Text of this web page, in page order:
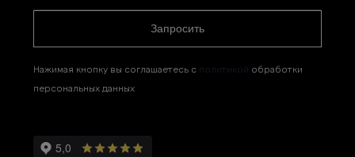
Запросить
Нажимая кнопку вы соглашаетесь с политикой обработки
персональных данных